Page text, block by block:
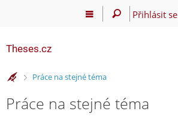
Přihlásit se
Theses.cz
>Práce na stejné téma
Práce na stejné téma